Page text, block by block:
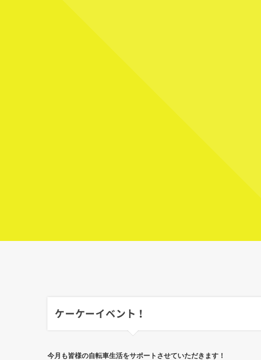
ケーケーイベント！
今月も皆様の自転車生活をサポートさせていただきます！